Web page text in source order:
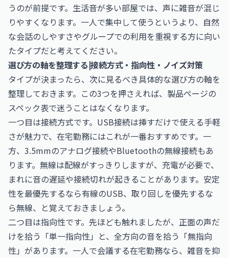
うのが前提です。生活音が多い部屋では、声に雑音が混じ
りやすくなります。一人で集中して使うというより、自然
な会話のしやすさやグループでの利用を重視する方に向い
たタイプだと考えてください。
選び方の軸を整理する|接続方式・指向性・ノイズ対策
タイプが決まったら、次に見るべき具体的な選び方の軸を
整理しておきます。この3つを押さえれば、製品ページの
スペック表で迷うことはなくなります。
一つ目は接続方式です。USB接続は挿すだけで使える手軽
さが魅力で、在宅勤務にはこれが一番おすすめです。一
方、3.5mmのアナログ接続やBluetoothの無線接続もあ
ります。無線は配線がすっきりしますが、充電が必要で、
まれに音の遅延や接続切れが起きることがあります。安定
性を最優先するなら有線のUSB、取り回しを優先するな
ら無線、と覚えておきましょう。
二つ目は指向性です。先ほども触れましたが、正面の声だ
けを拾う「単一指向性」と、全方向の音を拾う「無指向
性」があります。一人で会議する在宅勤務なら、雑音を抑